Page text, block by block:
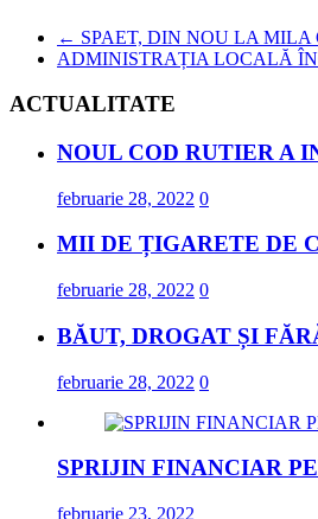
← SPAET, DIN NOU LA
ADMINISTRAȚIA LOCALĂ
ACTUALITATE
NOUL COD RUTIER A
februarie 28, 2022 0
MII DE ȚIGARETE DE
februarie 28, 2022 0
BĂUT, DROGAT ȘI
februarie 28, 2022 0
SPRIJIN FINANCIAR
februarie 23, 2022